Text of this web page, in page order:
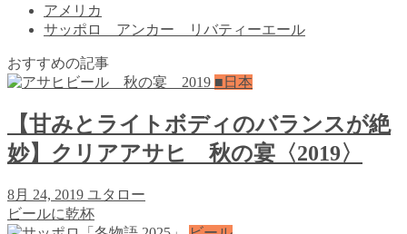
アメリカ
サッポロ アンカー リバティーエール
おすすめの記事
■日本
【甘みとライトボディのバランスが絶
妙】クリアアサヒ 秋の宴〈2019〉
8月 24, 2019 ユタロー
ビールに乾杯